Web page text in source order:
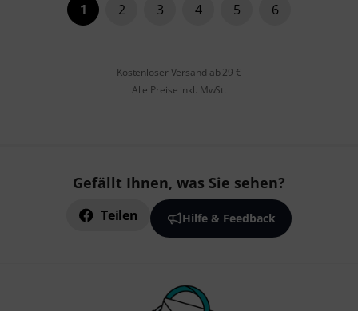
1 2 3 4 5 6
Kostenloser Versand ab 29 €
Alle Preise inkl. MwSt.
Gefällt Ihnen, was Sie sehen?
Teilen Hilfe & Feedback